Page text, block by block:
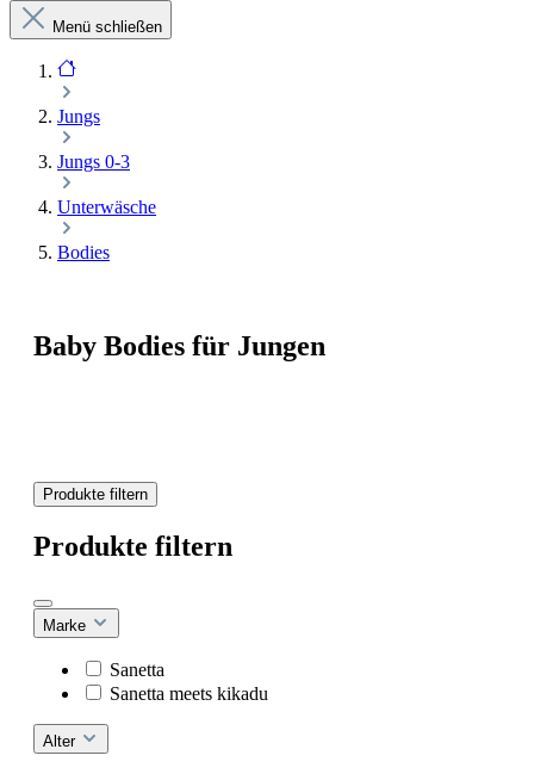
Menü schließen
Jungs
Jungs 0-3
Unterwäsche
Bodies
Baby Bodies für Jungen
Produkte filtern
Produkte filtern
Marke
Sanetta
Sanetta meets kikadu
Alter